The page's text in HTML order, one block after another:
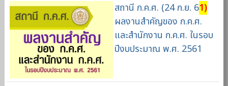
สถานี ก.ค.ศ. (24 ก.ย. 61)
ผลงานสำคัญของ ก.ค.ศ.
และสำนักงาน ก.ค.ศ. ในรอบ
ปีงบประมาณ พ.ศ. 2561